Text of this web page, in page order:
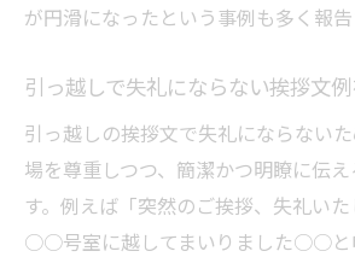
が円滑になったという事例も多く報告
引っ越しで失礼にならない挨拶文
引っ越しの挨拶文で失礼にならない
場を尊重しつつ、簡潔かつ明瞭に伝
す。例えば「突然のご挨拶、失礼い
○○号室に越してまいりました○○と